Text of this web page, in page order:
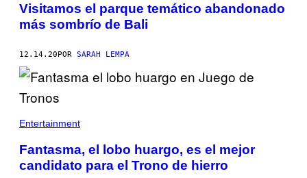
Visitamos el parque temático abandonado
más sombrío de Bali
12.14.20 POR SARAH LEMPA
Entertainment
Fantasma, el lobo huargo, es el mejor
candidato para el Trono de hierro